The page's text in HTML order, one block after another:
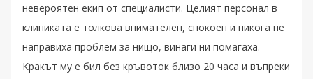
невероятен екип от специалисти. Целият персонал в
клиниката е толкова внимателен, спокоен и никога не
направиха проблем за нищо, винаги ни помагаха.
Кракът му е бил без кръвоток близо 20 часа и въпреки